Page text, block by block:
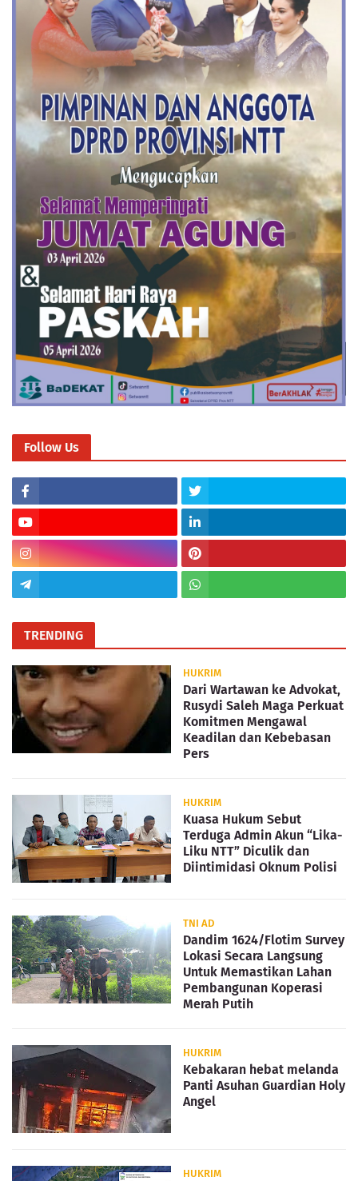
Follow Us
TRENDING
HUKRIM
Dari Wartawan ke Advokat,
Rusydi Saleh Maga Perkuat
Komitmen Mengawal
Keadilan dan Kebebasan
Pers
HUKRIM
Kuasa Hukum Sebut
Terduga Admin Akun “Lika-
Liku NTT” Diculik dan
Diintimidasi Oknum Polisi
TNI AD
Dandim 1624/Flotim Survey
Lokasi Secara Langsung
Untuk Memastikan Lahan
Pembangunan Koperasi
Merah Putih
HUKRIM
Kebakaran hebat melanda
Panti Asuhan Guardian Holy
Angel
HUKRIM